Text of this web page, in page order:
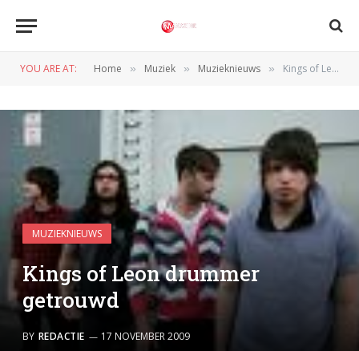
YOU ARE AT: Home » Muziek » Muzieknieuws » Kings of Leon drummer getrouwd
MUZIEKNIEUWS
Kings of Leon drummer
getrouwd
BY REDACTIE 17 NOVEMBER 2009